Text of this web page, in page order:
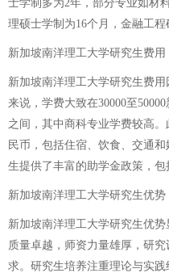
士学制多为2年，部分专业如材
理硕士学制为16个月，金融工程
新加坡南洋理工大学研究生费用
新加坡南洋理工大学研究生费
来说，学费大致在30000至
之间，其中商科专业学费较高
民币，包括住宿、饮食、交通
生提供了丰富的助学金政策，包
新加坡南洋理工大学研究生优势
新加坡南洋理工大学研究生优
质量卓越，师资力量雄厚，研
求。研究生培养注重理论与实